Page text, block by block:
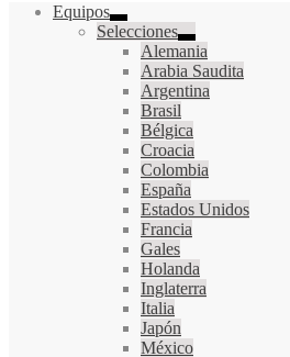
Equipos
Selecciones
Alemania
Arabia Saudita
Argentina
Brasil
Bélgica
Croacia
Colombia
España
Estados Unidos
Francia
Gales
Holanda
Inglaterra
Italia
Japón
México